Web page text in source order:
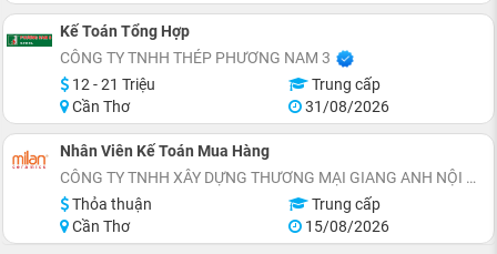
Kế Toán Tổng Hợp
CÔNG TY TNHH THÉP PHƯƠNG NAM 3
12 - 21 Triệu
Trung cấp
Cần Thơ
31/08/2026
Nhân Viên Kế Toán Mua Hàng
CÔNG TY TNHH XÂY DỰNG THƯƠNG MẠI GIANG ANH NỘI THẤT ĐẸP
Thỏa thuận
Trung cấp
Cần Thơ
15/08/2026